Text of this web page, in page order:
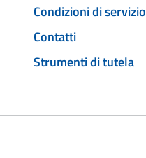
Condizioni di servizio
Contatti
Strumenti di tutela